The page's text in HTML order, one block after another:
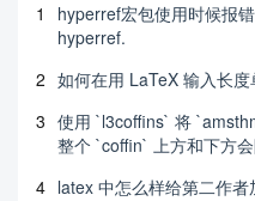
1
hyperref宏包使用时候报
hyperref.
2 如何在用 LaTeX 输入长度
3 使用 `l3coffins` 将
整个 `coffin` 上方和下方
4 latex 中怎么样给第二作